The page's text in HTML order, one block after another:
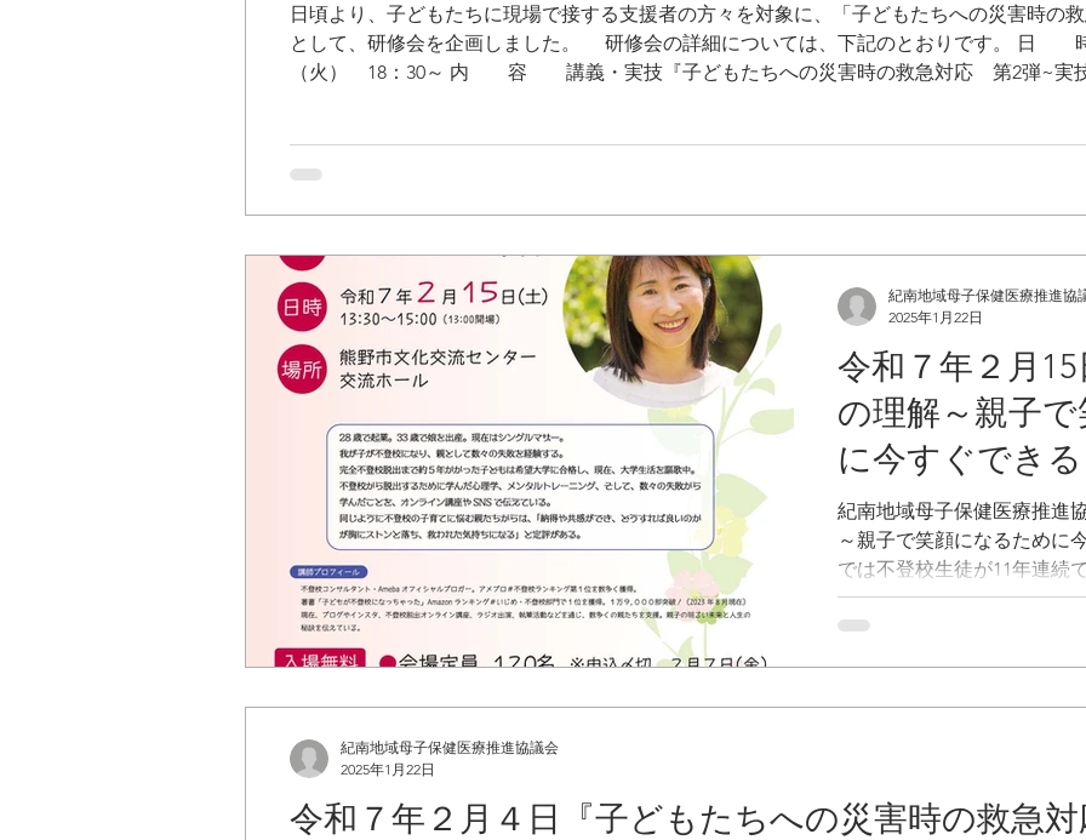
課 電話 05979-3-0508 ●
0735-33-0355
日頃より、子どもたちに現場で接する支援者の方々を対象に、「子どもたちへの災害時の
として、研修会を企画しました。 研修会の詳細については、下記のとおりです。
（火） 18：30～ 内 容 講義・実技『子どもたちへの災害時の救急対応
教員、 特別支援学級教員、保健師、医療関係者、子育て支援センター職員等
日（金） ※期日を過ぎての予約は下記問い合わせ先までお電話くださ
令和７年２月
の理解～親子
に今すぐでき
開催
紀南地域母子保健医療推進
～親子で笑顔になるため
では不登校生徒が11年連続
り、小中学生の4人に1人が
た、紀南地域でも全国と同
紀南地域母子保健医療推進協
2025年1月22日
令和７年２月４日『子どもたちへの災害時の救急
紀南地域母子保健医療推進協議会
2025年1月22日